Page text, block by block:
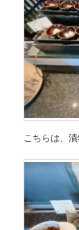
こちらは、